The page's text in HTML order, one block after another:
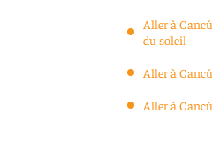
Aller à
du soleil
Aller à
Aller à